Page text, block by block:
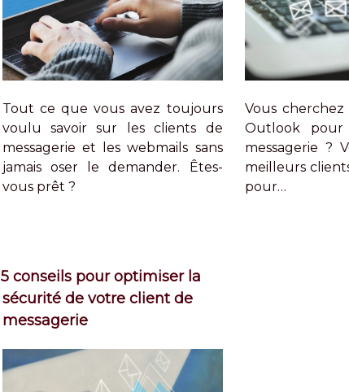
Tout ce que vous avez toujours
voulu savoir sur les clients de
messagerie et les webmails sans
jamais oser le demander. Êtes-
vous prêt ?
Vous
Outlook
messagerie ?
meilleurs
pour…
5 conseils pour optimiser la
sécurité de votre client de
messagerie